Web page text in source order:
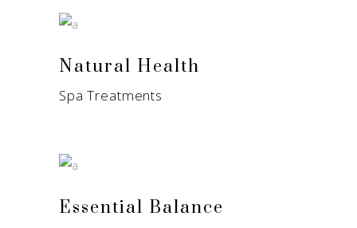
Natural Health
Spa Treatments
Essential Balance